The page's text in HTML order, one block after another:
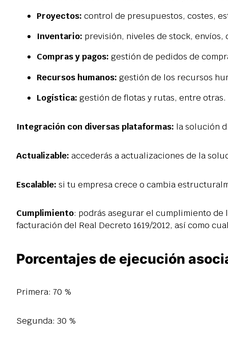
Proyectos:control de presupuestos, costes,
Inventario: previsión, niveles de stock,
Compras y pagos:gestión de pedidos de
Recursos humanos:gestión de los recursos
Logística:gestión de flotas y rutas, entre otras.
Integración con diversas plataformas: la solución
Actualizable:accederás aactualizaciones de la
Escalable:si tu empresa crece o cambia
Cumplimiento: podrás asegurar el cumplimiento
facturación del Real Decreto 1619/2012, así como
Porcentajes de ejecución
Primera: 70 %
Segunda: 30 %